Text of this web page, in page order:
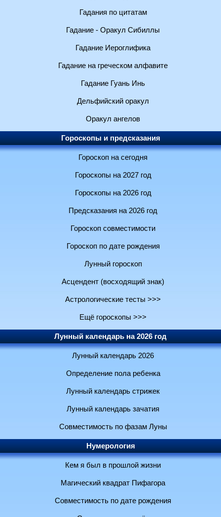
Гадания по цитатам
Гадание - Оракул Сибиллы
Гадание Иероглифика
Гадание на греческом алфавите
Гадание Гуань Инь
Дельфийский оракул
Оракул ангелов
Гороскопы и предсказания
Гороскоп на сегодня
Гороскопы на 2027 год
Гороскопы на 2026 год
Предсказания на 2026 год
Гороскоп совместимости
Гороскоп по дате рождения
Лунный гороскоп
Асцендент (восходящий знак)
Астрологические тесты >>>
Ещё гороскопы >>>
Лунный календарь на 2026 год
Лунный календарь 2026
Определение пола ребенка
Лунный календарь стрижек
Лунный календарь зачатия
Совместимость по фазам Луны
Нумерология
Кем я был в прошлой жизни
Магический квадрат Пифагора
Совместимость по дате рождения